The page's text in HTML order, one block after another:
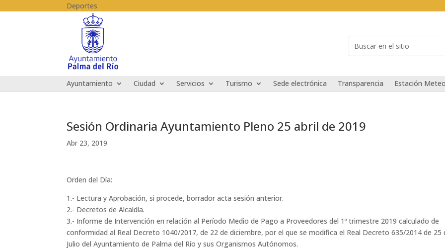
Deportes
for...
Ayuntamiento Ciudad Servicios Turismo Sede electrónica Transparencia Estación
Sesión Ordinaria Ayuntamiento Pleno 25 abril de 2019
Abr 23, 2019
Orden del Día:
1.- Lectura y Aprobación, si procede, borrador acta sesión anterior.
2.- Decretos de Alcaldía.
3.- Informe de Intervención en relación al Período Medio de Pago a Proveedores del 1º trimestre 2019 calculado de
conformidad al Real Decreto 1040/2017, de 22 de diciembre, por el que se modifica el Real Decreto 635/2014 de 25
Julio del Ayuntamiento de Palma del Río y sus Organismos Autónomos.